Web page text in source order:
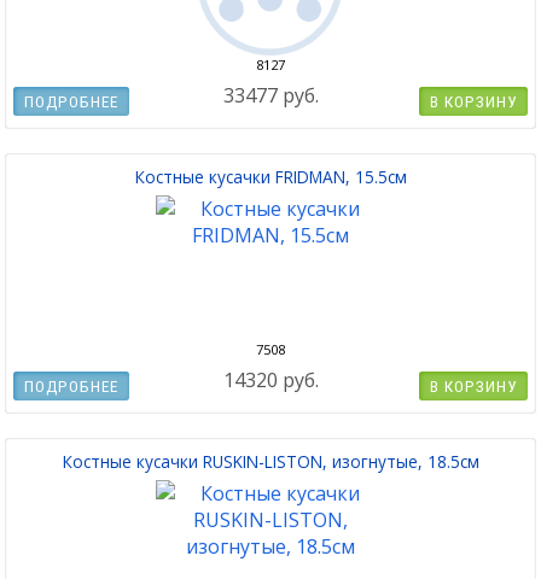
8127
33477 руб. В КОРЗИНУ
ПОДРОБНЕЕ
Костные кусачки FRIDMAN, 15.5cм
7508
14320 руб. В КОРЗИНУ
ПОДРОБНЕЕ
Костные кусачки RUSKIN-LISTON, изогнутые, 18.5см